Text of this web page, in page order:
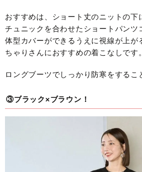
おすすめは、ショート丈のニットの下
チュニックを合わせたショートパンツ
体型カバーができるうえに視線が上が
ちゃりさんにおすすめの着こなしです。
ロングブーツでしっかり防寒をする
③ブラック×ブラウン！